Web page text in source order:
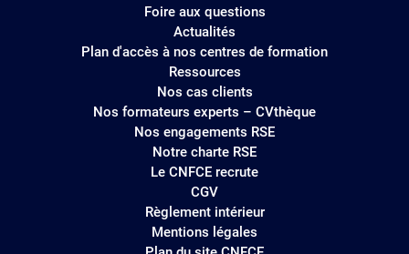
Foire aux questions
Actualités
Plan d'accès à nos centres de formation
Ressources
Nos cas clients
Nos formateurs experts – CVthèque
Nos engagements RSE
Notre charte RSE
Le CNFCE recrute
CGV
Règlement intérieur
Mentions légales